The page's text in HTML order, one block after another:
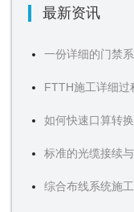
最新资讯
一份详细的门禁
FTTH施工详细过
如何快速口算转
标准的光缆接续
综合布线系统施